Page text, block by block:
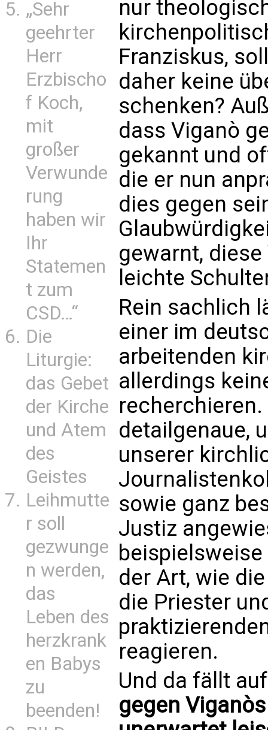
„Sehr
geehrter
Herr
Erzbischo
f Koch,
mit
großer
Verwunde
rung
haben wir
Ihr
Statemen
t zum
CSD…“
Die
Liturgie:
das Gebet
der Kirche
und Atem
des
Geistes
Leihmutte
r soll
gezwunge
n werden,
das
Leben des
herzkrank
en Babys
zu
beenden!
nur
Franziskus,
daher keine
schenken?
dass Viganò
gekannt und
die er nun
dies gegen
gewarnt,
leichte
Rein sachlich
einer im
arbeitenden
allerdings
detailgenaue,
unserer
sowie ganz
Justiz
der Art, wie
die Priester
reagieren.
Und da fällt
gegen